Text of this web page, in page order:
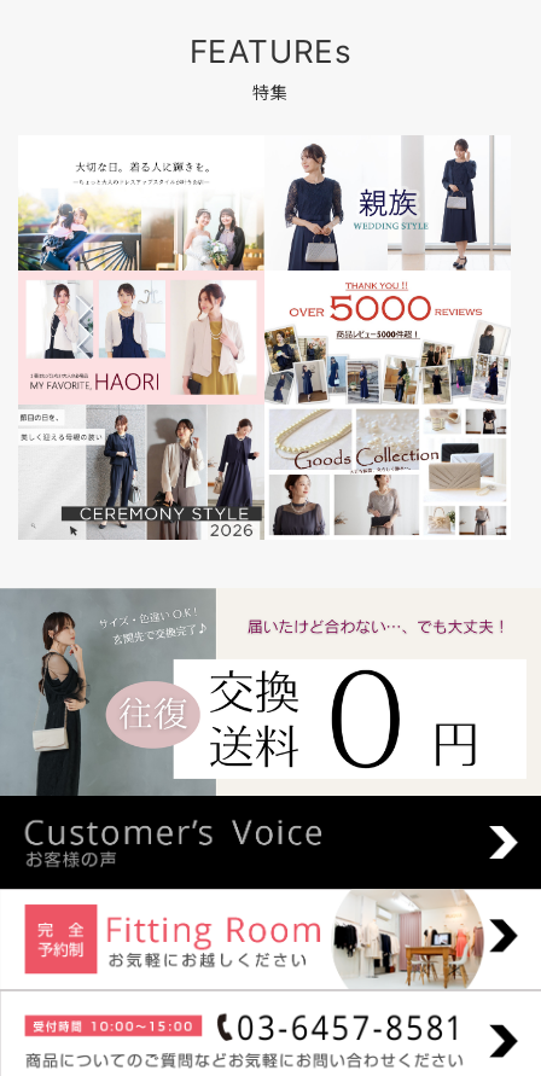
FEATUREs
特集